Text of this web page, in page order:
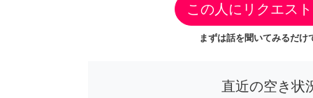
この人にリクエス
まずは話を聞いてみるだけ
直近の空き状